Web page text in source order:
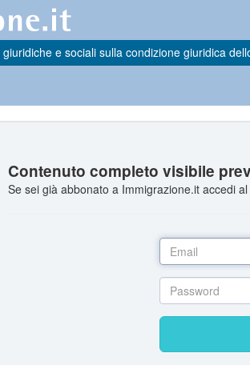
e sociali sulla condizione giuridica
Contenuto completo visibile
Se sei già abbonato a Immigrazione.it accedi